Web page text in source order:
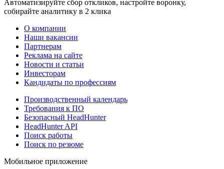
Автоматизируйте сбор откликов, настройте воронку,
собирайте аналитику в 2 клика
О компании
Наши вакансии
Партнерам
Реклама на сайте
Новости и статьи
Инвесторам
Кандидаты по профессиям
Производственный календарь
Требования к ПО
Безопасный HeadHunter
HeadHunter API
Поиск работы
Поиск по резюме
Мобильное приложение